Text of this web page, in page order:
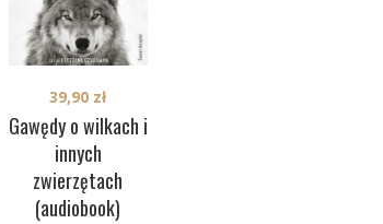
Gawędy o wilkach i
innych
zwierzętach
(audiobook)
39,90 zł